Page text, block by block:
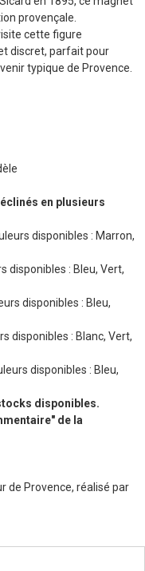
provençale.
cette figure
discret, parfait pour
typique de Provence.
en plusieurs
disponibles : Marron,
disponibles : Bleu, Vert,
disponibles : Bleu,
disponibles : Blanc, Vert,
disponibles : Bleu,
disponibles.
de la
de Provence, réalisé par